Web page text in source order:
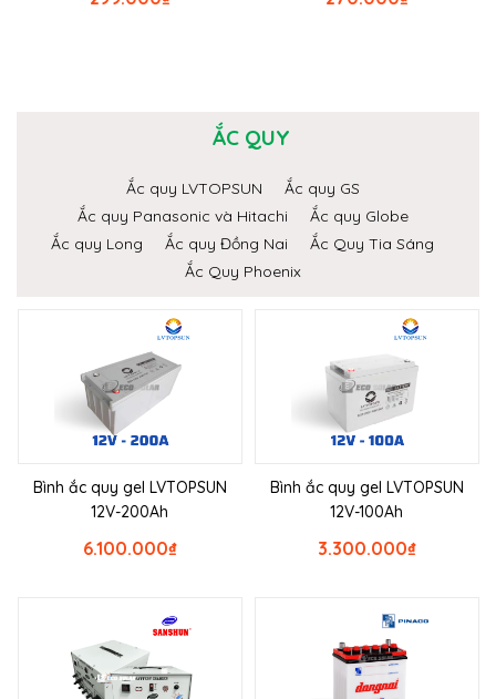
ẮC QUY
Ắc quy LVTOPSUN
Ắc quy GS
Ắc quy Panasonic và Hitachi
Ắc quy Globe
Ắc quy Long
Ắc quy Đồng Nai
Ắc Quy Tia Sáng
Ắc Quy Phoenix
Bình ắc quy gel LVTOPSUN
12V-200Ah
₫
6.100.000
Bình ắc quy gel LVTOPSUN
12V-100Ah
₫
3.300.000